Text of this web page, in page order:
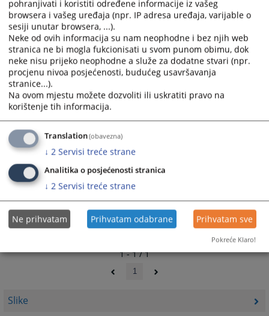
Slike
select
a
date.
Press
the
question
mark
key
get
the
keyboard
shortcuts
for
dates.
select
date.
Press
the
question
mark
keyboard
shortcuts
for
dates.
1 - 1 / 1
1
pohranjivati i koristiti određene informacije iz vašeg
browsera i vašeg uređaja (npr. IP adresa uređaja, varijable o
sesiji unutar browsera, ...).
Neke od ovih informacija su nam neophodne i bez njih web
stranica ne bi mogla fukcionisati u svom punom obimu, dok
neke nisu prijeko neophodne a služe za dodatne stvari (npr.
procjenu nivoa posjećenosti, budućeg usavršavanja
stranice...).
Na ovom mjestu možete dozvoliti ili uskratiti pravo na
korištenje tih informacija.
Translation(obavezna)
↓ 2 Servisi treće strane
Analitika o posjećenosti stranica
↓ 2 Servisi treće strane
Ne prihvatam Prihvatam odabrane Prihvatam sve
Pokreće Klaro!